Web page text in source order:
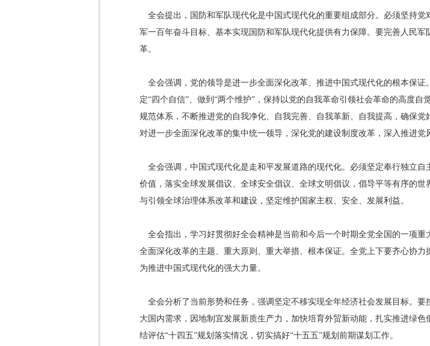
全会提出，国防和军队现代化是中国式现代化的重要组成部分。必须坚持
军一百年奋斗目标、基本实现国防和军队现代化提供有力保障。要完善人民
革。
全会强调，党的领导是进一步全面深化改革、推进中国式现代化的根本保
定“四个自信”、做到“两个维护”，保持以党的自我革命引领社会革命的高度
规范体系，不断推进党的自我净化、自我完善、自我革新、自我提高，确保
对进一步全面深化改革的集中统一领导，深化党的建设制度改革，深入推进党
全会强调，中国式现代化是走和平发展道路的现代化。必须坚定奉行独立
价值，落实全球发展倡议、全球安全倡议、全球文明倡议，倡导平等有序的
与引领全球治理体系改革和建设，坚定维护国家主权、安全、发展利益。
全会指出，学习好贯彻好全会精神是当前和今后一个时期全党全国的一项
全面深化改革的主题、重大原则、重大举措、根本保证。全党上下要齐心协
为推进中国式现代化的强大力量。
全会分析了当前形势和任务，强调坚定不移实现全年经济社会发展目标。
大国内需求，因地制宜发展新质生产力，加快培育外贸新动能，扎实推进绿
结评估“十四五”规划落实情况，切实搞好“十五五”规划前期谋划工作。